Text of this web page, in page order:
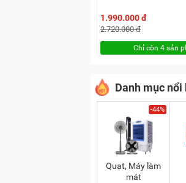
1.990.000 đ
2.720.000 đ
Chỉ còn 4 sản
Danh mục nổi
-44%
Quạt, Máy làm
mát